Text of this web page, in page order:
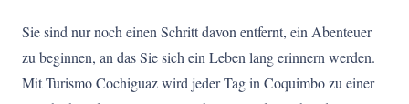
Sie sind nur noch einen Schritt davon entfernt, ein Abenteuer
zu beginnen, an das Sie sich ein Leben lang erinnern werden.
Mit Turismo Cochiguaz wird jeder Tag in Coquimbo zu einer